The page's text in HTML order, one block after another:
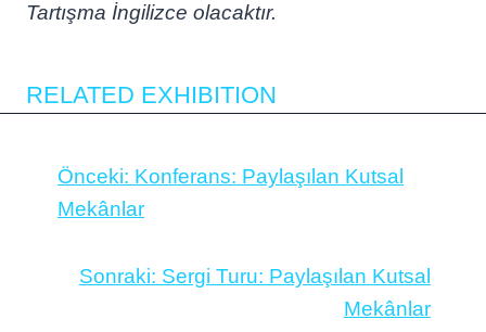
Tartışma İngilizce olacaktır.
RELATED EXHIBITION
Önceki: Konferans: Paylaşılan Kutsal
Mekânlar
Sonraki: Sergi Turu: Paylaşılan Kutsal
Mekânlar